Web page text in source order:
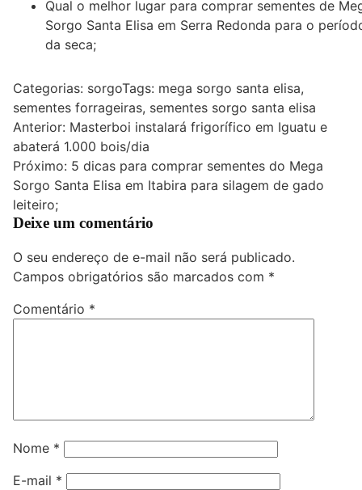
Qual o melhor lugar para comprar sementes de
Sorgo Santa Elisa em Serra Redonda para o
da seca;
Categorias: sorgoTags: mega sorgo santa elisa,
sementes forrageiras, sementes sorgo santa elisa
Navegação
de
Post
Anterior: Masterboi instalará frigorífico em Iguatu e
abaterá 1.000 bois/dia
Próximo: 5 dicas para comprar sementes do Mega
Sorgo Santa Elisa em Itabira para silagem de gado
leiteiro;
Deixe um comentário
O seu endereço de e-mail não será publicado.
Campos obrigatórios são marcados com *
Comentário *
Nome *
E-mail *